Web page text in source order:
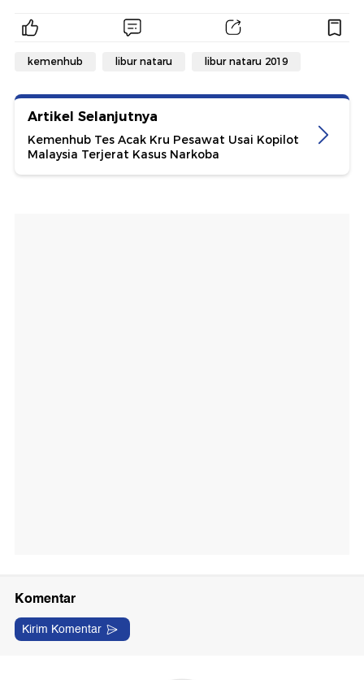
kemenhub libur nataru libur nataru 2019
Artikel Selanjutnya
Kemenhub Tes Acak Kru Pesawat Usai Kopilot
Malaysia Terjerat Kasus Narkoba